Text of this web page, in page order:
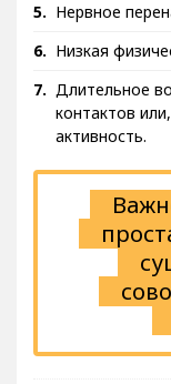
Нервное
Низкая
Длительное
контактов
активность.